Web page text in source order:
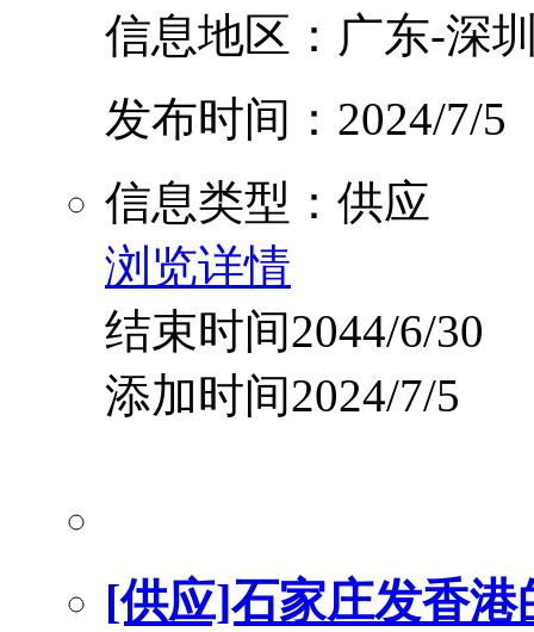
信息地区：广东-深
发布时间：2024/7/5
信息类型：供应
浏览详情
结束时间2044/6/30
添加时间2024/7/5
[供应]石家庄发香